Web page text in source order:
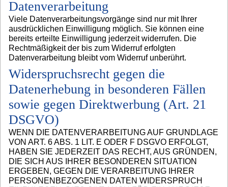
Datenverarbeitung
Viele Datenverarbeitungsvorgänge sind nur mit Ihrer
ausdrücklichen Einwilligung möglich. Sie können eine
bereits erteilte Einwilligung jederzeit widerrufen. Die
Rechtmäßigkeit der bis zum Widerruf erfolgten
Datenverarbeitung bleibt vom Widerruf unberührt.
Widerspruchsrecht gegen die
Datenerhebung in besonderen Fällen
sowie gegen Direktwerbung (Art. 21
DSGVO)
WENN DIE DATENVERARBEITUNG AUF GRUNDLAGE
VON ART. 6 ABS. 1 LIT. E ODER F DSGVO ERFOLGT,
HABEN SIE JEDERZEIT DAS RECHT, AUS GRÜNDEN,
DIE SICH AUS IHRER BESONDEREN SITUATION
ERGEBEN, GEGEN DIE VERARBEITUNG IHRER
PERSONENBEZOGENEN DATEN WIDERSPRUCH